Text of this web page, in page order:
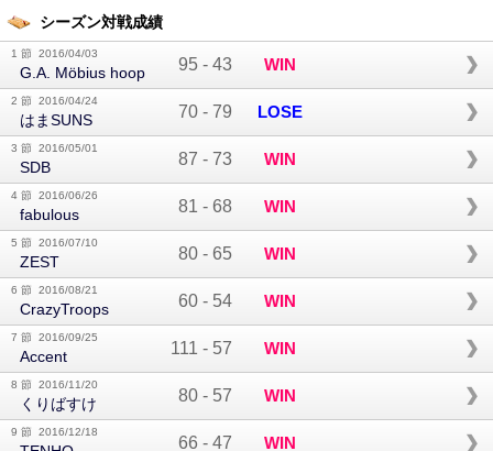
シーズン対戦成績
1 節 2016/04/03
G.A. Möbius hoop 95 - 43 WIN
2 節 2016/04/24
はまSUNS 70 - 79 LOSE
3 節 2016/05/01
SDB 87 - 73 WIN
4 節 2016/06/26
fabulous 81 - 68 WIN
5 節 2016/07/10
ZEST 80 - 65 WIN
6 節 2016/08/21
CrazyTroops 60 - 54 WIN
7 節 2016/09/25
Accent 111 - 57 WIN
8 節 2016/11/20
くりばすけ 80 - 57 WIN
9 節 2016/12/18
66 - 47 WIN